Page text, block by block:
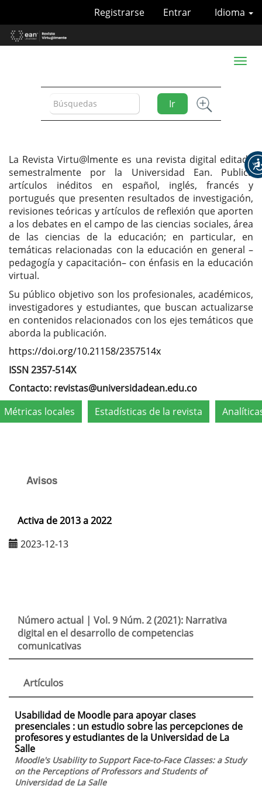
Contenido
principal
Idioma
Registrarse Entrar
Ir
Toggle
La Revista Virtu@lmente es una revista digital editada
semestralmente por la Universidad Ean. Publica
artículos inéditos en español, inglés, francés y
portugués que presenten resultados de investigación,
revisiones teóricas y artículos de reflexión que aporten
a los debates en el campo de las ciencias sociales, área
de las ciencias de la educación; en particular, en
temáticas relacionadas con la educación en general –
pedagogía y capacitación– con énfasis en la educación
virtual.
Su público objetivo son los profesionales, académicos,
investigadores y estudiantes, que buscan actualizarse
en contenidos relacionados con los ejes temáticos que
aborda la publicación.
https://doi.org/10.21158/2357514x
ISSN 2357-514X
Contacto: revistas@universidadean.edu.co
Métricas locales
Estadísticas de la revista
Avisos
Activa de 2013 a 2022
2023-12-13
Número actual | Vol. 9 Núm. 2 (2021): Narrativa
digital en el desarrollo de competencias
comunicativas
Artículos
Usabilidad de Moodle para apoyar clases
presenciales : un estudio sobre las percepciones de
profesores y estudiantes de la Universidad de La
Salle
Moodle's Usability to Support Face-to-Face Classes: a Study
on the Perceptions of Professors and Students of
Universidad de La Salle